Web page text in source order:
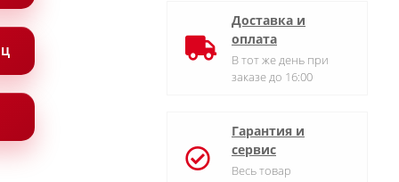
Доставка и
оплата
В тот же день при
заказе до 16:00
Гарантия и
сервис
Весь товар